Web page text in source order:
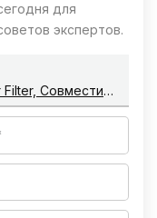
для
экспертов.
Оптовая OEM NSF Certified Water Filter, Совместимый С GE RPWF